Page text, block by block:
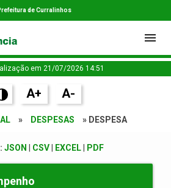
de Curralinhos
em 21/07/2026 14:51
A+ A-
» DESPESAS » DESPESA
JSON CSV| EXCEL| PDF